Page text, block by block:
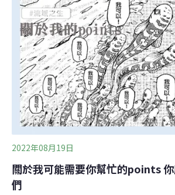
2022年08月19日
關於我可能需要你幫忙的points
們